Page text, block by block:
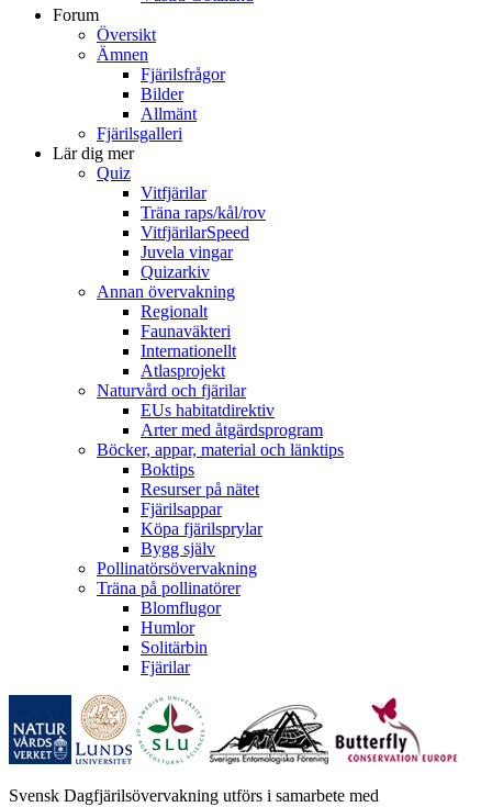
Forum
Översikt
Ämnen
Fjärilsfrågor
Bilder
Allmänt
Fjärilsgalleri
Lär dig mer
Quiz
Vitfjärilar
Träna raps/kål/rov
VitfjärilarSpeed
Juvela vingar
Quizarkiv
Annan övervakning
Regionalt
Faunaväkteri
Internationellt
Atlasprojekt
Naturvård och fjärilar
EUs habitatdirektiv
Arter med åtgärdsprogram
Böcker, appar, material och länktips
Boktips
Resurser på nätet
Fjärilsappar
Köpa fjärilsprylar
Bygg själv
Pollinatörsövervakning
Träna på pollinatörer
Blomflugor
Humlor
Solitärbin
Fjärilar
Svensk Dagfjärilsövervakning utförs i samarbete med